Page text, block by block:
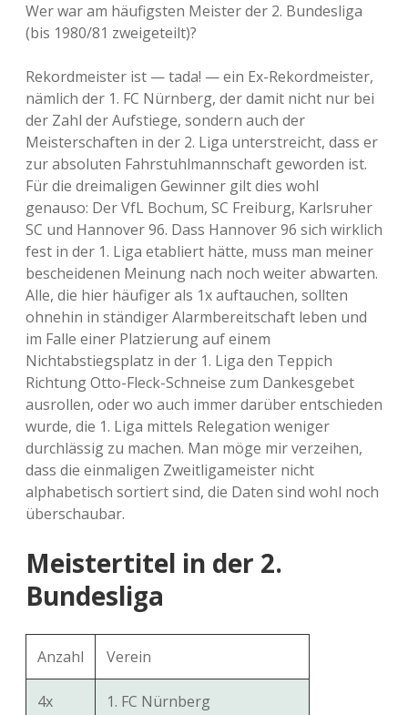
Wer war am häufigsten Meister der 2. Bundesliga
(bis 1980/81 zweigeteilt)?
Rekordmeister ist — tada! — ein Ex-Rekordmeister,
nämlich der 1. FC Nürnberg, der damit nicht nur bei
der Zahl der Aufstiege, sondern auch der
Meisterschaften in der 2. Liga unterstreicht, dass er
zur absoluten Fahrstuhlmannschaft geworden ist.
Für die dreimaligen Gewinner gilt dies wohl
genauso: Der VfL Bochum, SC Freiburg, Karlsruher
SC und Hannover 96. Dass Hannover 96 sich wirklich
fest in der 1. Liga etabliert hätte, muss man meiner
bescheidenen Meinung nach noch weiter abwarten.
Alle, die hier häufiger als 1x auftauchen, sollten
ohnehin in ständiger Alarmbereitschaft leben und
im Falle einer Platzierung auf einem
Nichtabstiegsplatz in der 1. Liga den Teppich
Richtung Otto-Fleck-Schneise zum Dankesgebet
ausrollen, oder wo auch immer darüber entschieden
wurde, die 1. Liga mittels Relegation weniger
durchlässig zu machen. Man möge mir verzeihen,
dass die einmaligen Zweitligameister nicht
alphabetisch sortiert sind, die Daten sind wohl noch
überschaubar.
Meistertitel in der 2.
Bundesliga
Anzahl Verein
4x 1. FC Nürnberg